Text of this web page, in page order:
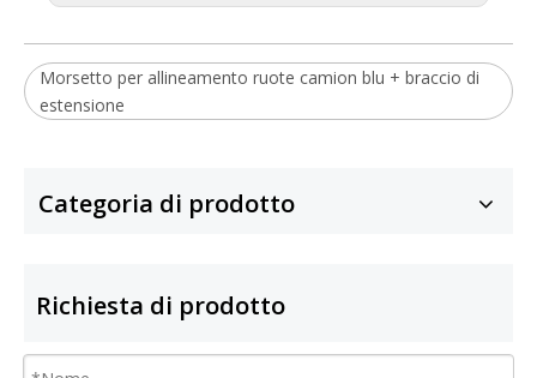
Morsetto per allineamento ruote camion blu + braccio di
estensione
Categoria di prodotto
Richiesta di prodotto